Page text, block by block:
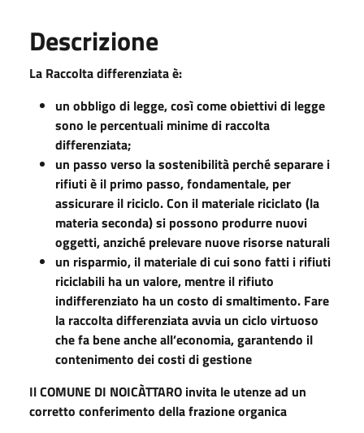
Descrizione
La Raccolta differenziata è:
un obbligo di legge, così come obiettivi di legge
sono le percentuali minime di raccolta
differenziata;
un passo verso la sostenibilità perché separare i
rifiuti è il primo passo, fondamentale, per
assicurare il riciclo. Con il materiale riciclato (la
materia seconda) si possono produrre nuovi
oggetti, anziché prelevare nuove risorse naturali
un risparmio, il materiale di cui sono fatti i rifiuti
riciclabili ha un valore, mentre il rifiuto
indifferenziato ha un costo di smaltimento. Fare
la raccolta differenziata avvia un ciclo virtuoso
che fa bene anche all’economia, garantendo il
contenimento dei costi di gestione
Il COMUNE DI NOICÀTTARO invita le utenze ad un
corretto conferimento della frazione organica